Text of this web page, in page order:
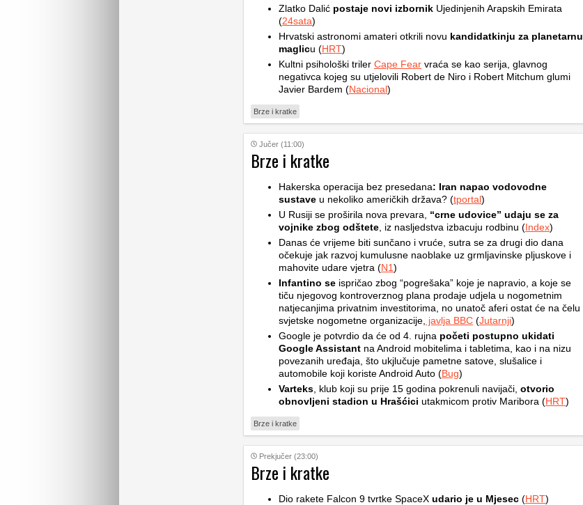
Zlatko Dalić postaje novi izbornik Ujedinjenih Arapskih Emirata
(24sata)
Hrvatski astronomi amateri otkrili novu kandidatkinju za planetarnu
maglicu (HRT)
Kultni psihološki triler Cape Fear vraća se kao serija, glavnog
negativca kojeg su utjelovili Robert de Niro i Robert Mitchum glumi
Javier Bardem (Nacional)
Brze i kratke
Jučer (11:00)
Brze i kratke
Hakerska operacija bez presedana: Iran napao vodovodne
sustave u nekoliko američkih država? (tportal)
U Rusiji se proširila nova prevara, “crne udovice” udaju se za
vojnike zbog odštete , iz nasljedstva izbacuju rodbinu (Index)
Danas će vrijeme biti sunčano i vruće, sutra se za drugi dio dana
očekuje jak razvoj kumulusne naoblake uz grmljavinske pljuskove i
mahovite udare vjetra (N1)
Infantino se ispričao zbog “pogrešaka” koje je napravio, a koje se
tiču njegovog kontroverznog plana prodaje udjela u nogometnim
natjecanjima privatnim investitorima, no unatoč aferi ostat će na čelu
svjetske nogometne organizacije, javlja BBC (Jutarnji)
Google je potvrdio da će od 4. rujna početi postupno ukidati
Google Assistant na Android mobitelima i tabletima, kao i na nizu
povezanih uređaja, što ukjlučuje pametne satove, slušalice i
automobile koji koriste Android Auto (Bug)
Varteks , klub koji su prije 15 godina pokrenuli navijači, otvorio
obnovljeni stadion u Hrašćici utakmicom protiv Maribora (HRT)
Brze i kratke
Prekjučer (23:00)
Brze i kratke
Dio rakete Falcon 9 tvrtke SpaceX udario je u Mjesec (HRT)